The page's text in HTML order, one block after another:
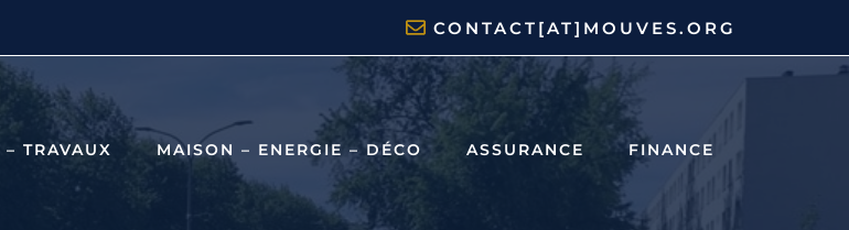
CONTACT[AT]MOUVES.ORG
– TRAVAUX MAISON – ENERGIE – DÉCO ASSURANCE FINANCE